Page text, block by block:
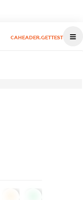
CAHEADER.GETTEST